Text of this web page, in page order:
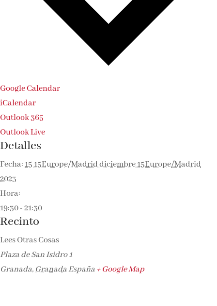
Google Calendar
iCalendar
Outlook 365
Outlook Live
Detalles
Fecha:15 15Europe/Madrid diciembre 15Europe/Madrid
2023
Hora:
19:30 - 21:30
Recinto
Lees Otras Cosas
Plaza de San Isidro 1
Granada,GranadaEspaña + Google Map